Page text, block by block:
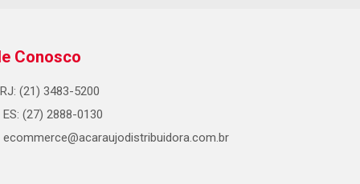
Conosco
RJ: (21) 3483-5200
ES: (27) 2888-0130
ecommerce@acaraujodistribuidora.com.br